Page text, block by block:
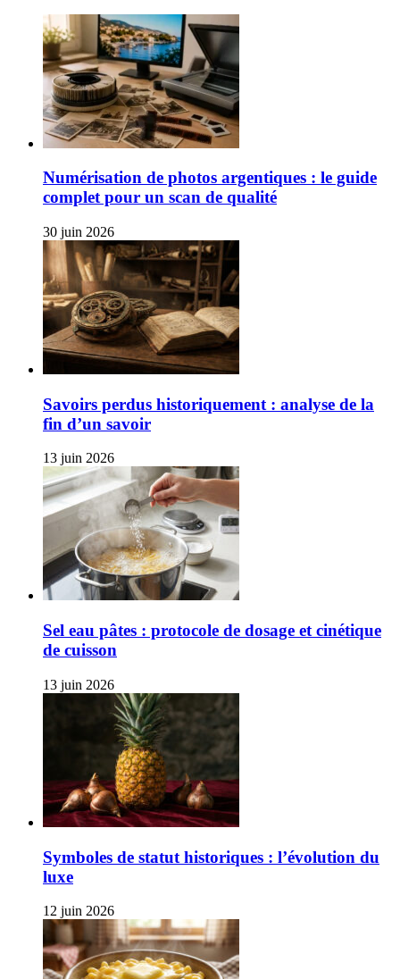
Numérisation de photos argentiques : le guide
complet pour un scan de qualité
30 juin 2026
Savoirs perdus historiquement : analyse de la
fin d’un savoir
13 juin 2026
Sel eau pâtes : protocole de dosage et cinétique
de cuisson
13 juin 2026
Symboles de statut historiques : l’évolution du
luxe
12 juin 2026